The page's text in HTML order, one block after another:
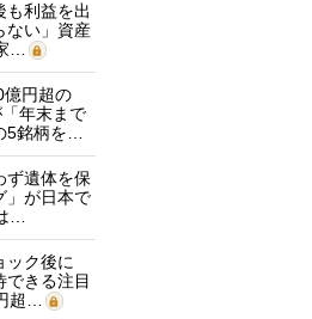
も利益を出
ない」資産
…
億円超の
年末まで
5銘柄を…
ず遺体を保
」が日本で
…
ック後に
できる注目
超…